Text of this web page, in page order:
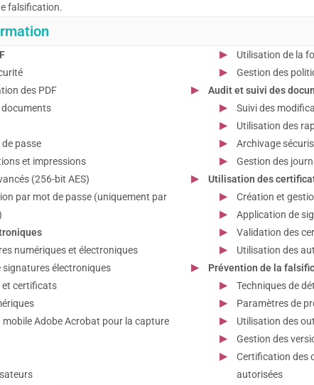
falsification.
des PDF
documents
passe
et impressions
(256-bit AES)
par mot de passe (uniquement par
numériques et électroniques
électroniques
et certificats
mobile Adobe Acrobat pour la capture
Utilisation de la
Gestion des
Audit et suivi des
Suivi des
Utilisation des
Archivage
Gestion des
Utilisation des
Création et
Application de
Validation des
Utilisation des
Prévention de la
Techniques de
Paramètres de
Utilisation des
Gestion des
Certification des
autorisées